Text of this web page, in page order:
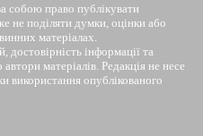
собою право публікувати
не поділяти думки, оцінки або
матеріалах.
достовірність інформації та
матеріалів. Редакція не несе
використання опублікованого